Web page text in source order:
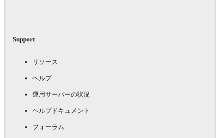
Support
リソース
ヘルプ
運用サーバーの状況
ヘルプドキュメント
フォーラム